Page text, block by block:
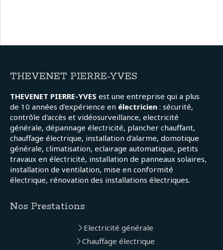
THEVENET PIERRE-YVES
THEVENET PIERRE-YVES est une entreprise qui a plus
de 10 années d'expérience en électricien : sécurité,
contrôle d'accès et vidéosurveillance, electricité
générale, dépannage électricité, plancher chauffant,
chauffage électrique, installation d'alarme, domotique
générale, climatisation, eclairage automatique, petits
travaux en électricité, installation de panneaux solaires,
installation de ventilation, mise en conformité
électrique, rénovation des installations électriques.
Nos Prestations
Electricité générale
Chauffage électrique